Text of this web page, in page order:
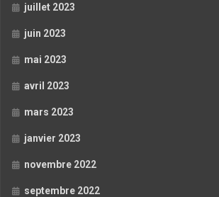
juillet 2023
juin 2023
mai 2023
avril 2023
mars 2023
janvier 2023
novembre 2022
septembre 2022